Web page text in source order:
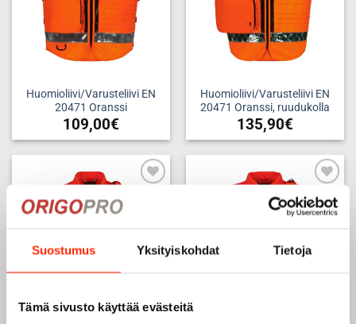
Suostumus Yksityiskohdat Tietoja
Tämä sivusto käyttää evästeitä
valinnat
tuotteen
sivulla.
valinnat
tuotteen
sivulla.
Huomioliivi/Varusteliivi EN
20471 Oranssi
109,00€
Tällä
tuotteella
on
useampi
muunnelma.
valinnat
tuotteen
Huomioliivi/Varusteliivi EN
20471 Oranssi, ruudukolla
135,90€
Tällä
tuotteella
on
useampi
muunnelma.
valinnat
Add to
wishlist